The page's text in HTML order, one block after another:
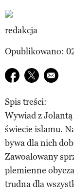
redakcja
Opublikowano:
Udostępnij na
Udostępnij
E-mail
Spis treści:
Wywiad z
świecie islamu.
bywa dla nich
Zawoalowany
plemienne
trudna dla